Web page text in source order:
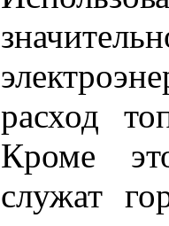
расход
Кроме
служат